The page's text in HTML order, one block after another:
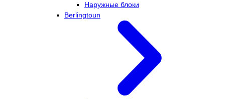
Наружные блоки
Berlingtoun